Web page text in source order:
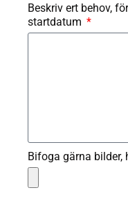
Beskriv ert behov,
startdatum
Bifoga gärna bilder,